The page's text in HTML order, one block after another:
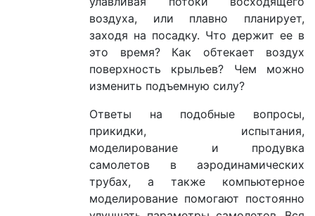
воздуха, или плавно планирует,
заходя на посадку. Что держит ее в
это время? Как обтекает воздух
поверхность крыльев? Чем можно
изменить подъемную силу?
Ответы на подобные вопросы,
прикидки, испытания,
моделирование и продувка
самолетов в аэродинамических
трубах, а также компьютерное
моделирование помогают постоянно